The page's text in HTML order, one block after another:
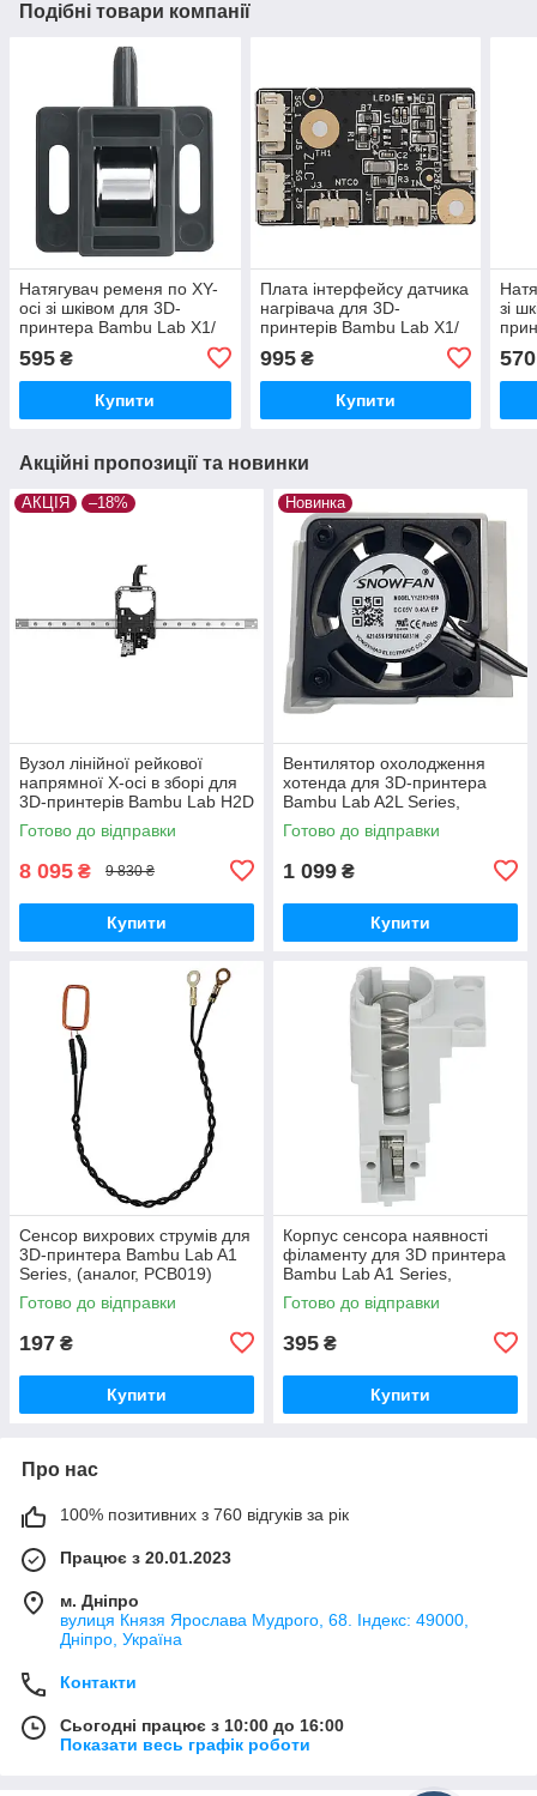
Подібні товари компанії
Натягувач ременя по XY-
осі зі шківом для 3D-
принтера Bambu Lab X1/
FAC033)
595 ₴
Купити
Плата інтерфейсу датчика
нагрівача для 3D-
принтерів Bambu Lab X1/
FAC009)
995₴
Купити
зі
570
Акційні пропозиції та новинки
АКЦІЯ –18%
Вузол лінійної рейкової
напрямної X-осі в зборі для
3D-принтерів Bambu Lab H2D
Series, (оригінал, FAC110)
Готово до відправки
8 095 ₴ 9 830 ₴
Купити
Новинка
Вентилятор охолодження
хотенда для 3D-принтера
Bambu Lab A2L Series,
безщітковий, 5В 0.4A,
(оригінал, FAF027)
Готово до відправки
1 099 ₴
Купити
Сенсор вихрових струмів для
3D-принтера Bambu Lab A1
Series, (аналог, PCB019)
Готово до відправки
197 ₴
Купити
Корпус cенсора наявності
філаменту для 3D принтера
Bambu Lab A1 Series,
(оригінал, FAC055)
Готово до відправки
395 ₴
Купити
Про нас
100% позитивних з 760 відгуків за рік
Працює з 20.01.2023
м. Дніпро
вулиця Князя Ярослава Мудрого, 68. Індекс: 49000,
Дніпро, Україна
Контакти
Сьогодні працює з 10:00 до 16:00
Показати весь графік роботи